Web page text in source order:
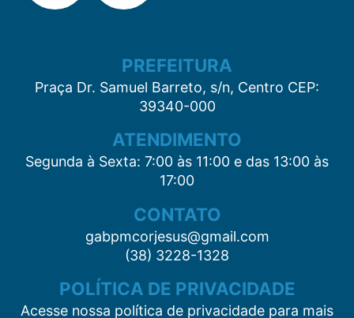
PREFEITURA
Praça Dr. Samuel Barreto, s/n, Centro CEP:
39340-000
ATENDIMENTO
Segunda à Sexta: 7:00 às 11:00 e das 13:00 às
17:00
CONTATO
gabpmcorjesus@gmail.com
(38) 3228-1328
POLÍTICA DE PRIVACIDADE
Acesse nossa política de privacidade para mais